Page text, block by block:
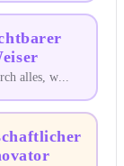
alles, w...